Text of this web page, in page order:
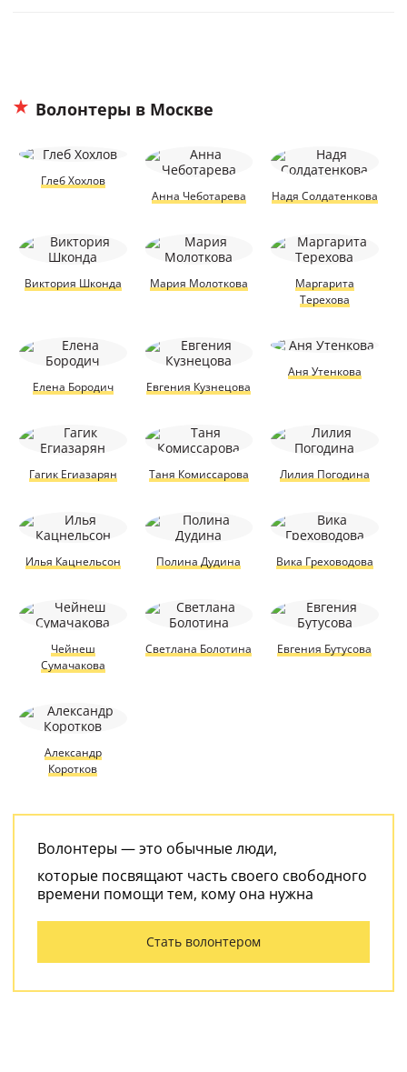
Волонтеры в Москве
Глеб Хохлов
Анна Чеботарева
Надя Солдатенкова
Виктория Шконда Мария Молоткова
Маргарита
Терехова
Елена Бородич Евгения Кузнецова
Аня Утенкова
Гагик Егиазарян Таня Комиссарова Лилия Погодина
Илья Кацнельсон Полина Дудина Вика Греховодова
Чейнеш
Сумачакова
Светлана Болотина Евгения Бутусова
Александр
Коротков
Волонтеры — это обычные люди,
которые посвящают часть своего свободного
времени помощи тем, кому она нужна
Стать волонтером